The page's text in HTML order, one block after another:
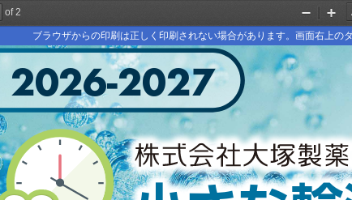
ブラウザからの印刷は正しく印刷されない場合があります。画面右上の
of 2
Zoom
Out
In
2026-2027